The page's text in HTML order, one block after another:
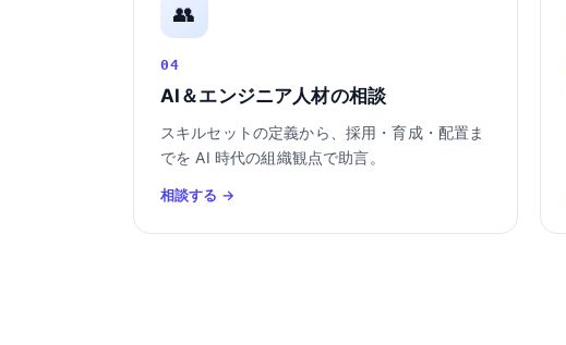
👥
04
AI＆エンジニア人材の相談
スキルセットの定義から、採用・育成・配置ま
でを AI 時代の組織観点で助言。
相談する →